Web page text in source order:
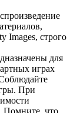
Images, строго
для
играх
При
Помните, что